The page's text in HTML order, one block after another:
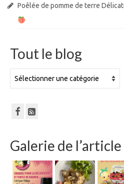
Poêlée de pomme de terre
Tout le blog
le
Galerie de l’article